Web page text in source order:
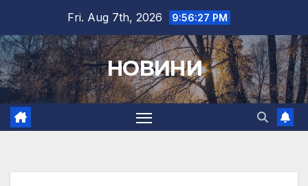
content
Fri. Aug 7th, 2026 9:56:28 PM
НОВИНИ